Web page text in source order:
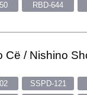
RBD-644
Сё / Nishino
SSPD-121